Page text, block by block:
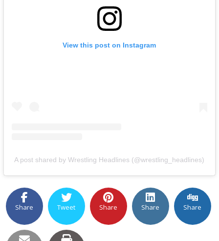
View this post on Instagram
A post shared by Wrestling Headlines (@wrestling_headlines)
Share Tweet Share Share Share